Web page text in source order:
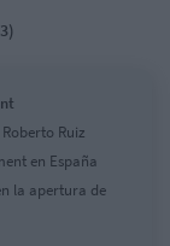
Ruiz
en España
la apertura de